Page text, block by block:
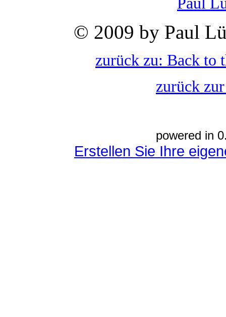
© 2009 by Paul
zurück zu: Back to
zurück
powered in
Erstellen Sie Ihre